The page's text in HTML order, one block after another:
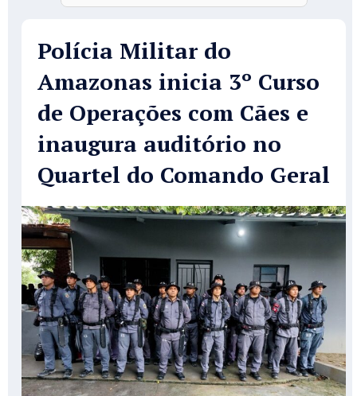
Polícia Militar do
Amazonas inicia 3º Curso
de Operações com Cães e
inaugura auditório no
Quartel do Comando Geral